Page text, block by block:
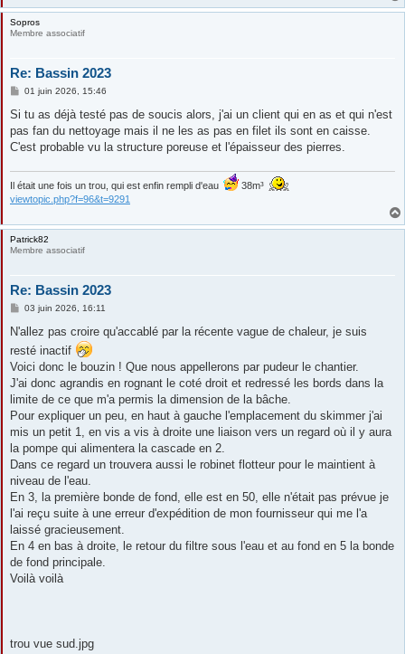
Sopros
Membre associatif
Re: Bassin 2023
M
s
a
g
01 juin 2026, 15:46
Si tu as déjà testé pas de soucis alors, j'ai un client qui en as et qui n'est
pas fan du nettoyage mais il ne les as pas en filet ils sont en caisse.
C'est probable vu la structure poreuse et l'épaisseur des pierres.
Il était une fois un trou, qui est enfin rempli d'eau
38m³
viewtopic.php?f=96&t=9291
Patrick82
Membre associatif
Re: Bassin 2023
M
s
a
g
e
03 juin 2026, 16:11
N'allez pas croire qu'accablé par la récente vague de chaleur, je suis
resté inactif
Voici donc le bouzin ! Que nous appellerons par pudeur le chantier.
J'ai donc agrandis en rognant le coté droit et redressé les bords dans la
limite de ce que m'a permis la dimension de la bâche.
Pour expliquer un peu, en haut à gauche l'emplacement du skimmer j'ai
mis un petit 1, en vis a vis à droite une liaison vers un regard où il y aura
la pompe qui alimentera la cascade en 2.
Dans ce regard un trouvera aussi le robinet flotteur pour le maintient à
niveau de l'eau.
En 3, la première bonde de fond, elle est en 50, elle n'était pas prévue je
l'ai reçu suite à une erreur d'expédition de mon fournisseur qui me l'a
laissé gracieusement.
En 4 en bas à droite, le retour du filtre sous l'eau et au fond en 5 la bonde
de fond principale.
Voilà voilà
trou vue sud.jpg